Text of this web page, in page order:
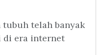
tubuh telah banyak
di era internet